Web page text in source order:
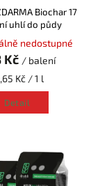
Biochar 17
uhlí do půdy
nedostupné
Kč / balení
Kč / 1 l
Detail